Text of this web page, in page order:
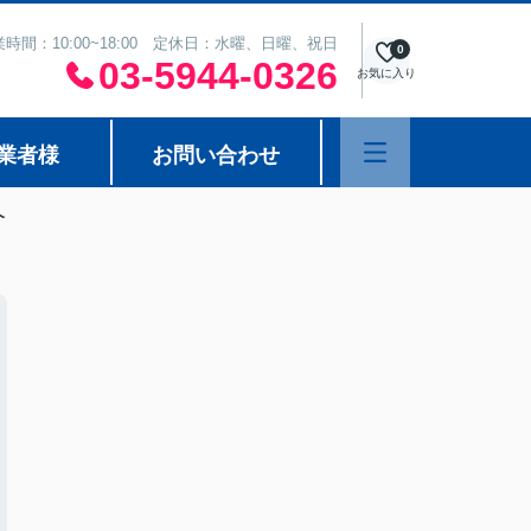
時間：10:00~18:00 定休日：水曜、日曜、祝日
03-5944-0326 お気に入り
0
者様 お問い合わせ